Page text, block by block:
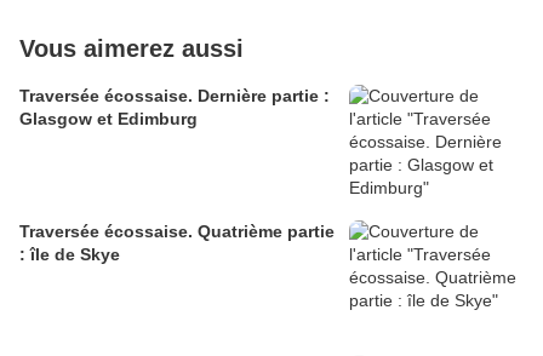
Vous aimerez aussi
Traversée écossaise. Dernière partie :
Glasgow et Edimburg
Traversée écossaise. Quatrième partie
: île de Skye